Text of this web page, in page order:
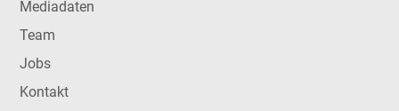
Mediadaten
Team
Jobs
Kontakt